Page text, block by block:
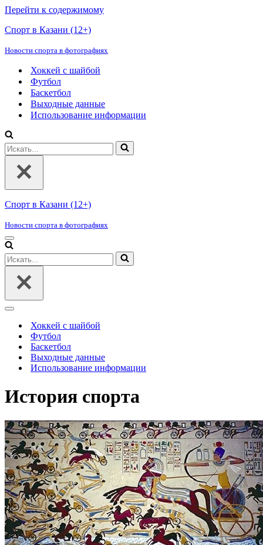
Перейти к содержимому
Спорт в Казани (12+)
Новости спорта в фотографиях
Хоккей с шайбой
Футбол
Баскетбол
Выходные данные
Использование информации
Искать...
Спорт в Казани (12+)
Новости спорта в фотографиях
Меню
навигации
Искать...
Меню
навигацииХоккей с шайбой
Футбол
Баскетбол
Выходные данные
Использование информации
История спорта